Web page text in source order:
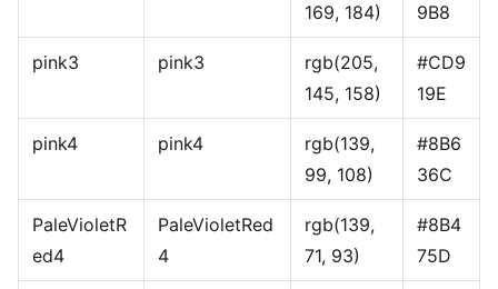
169, 184)
9B8
pink3 pink3
rgb(205,
145, 158)
#CD9
19E
pink4 pink4
rgb(139,
99, 108)
#8B6
36C
PaleVioletR
ed4
PaleVioletRed
4
rgb(139,
71, 93)
#8B4
75D